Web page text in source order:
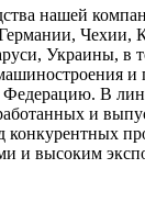
нашей
Чехии,
Украины, в
и
Федерацию. В
и
и высоким